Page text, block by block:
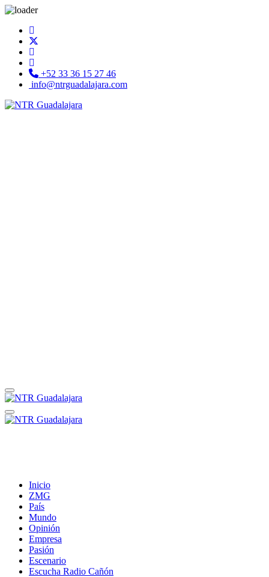
+52 33 36 15 27 46
info@ntrguadalajara.com
Inicio
ZMG
País
Mundo
Opinión
Empresa
Pasión
Escenario
Escucha Radio Cañón